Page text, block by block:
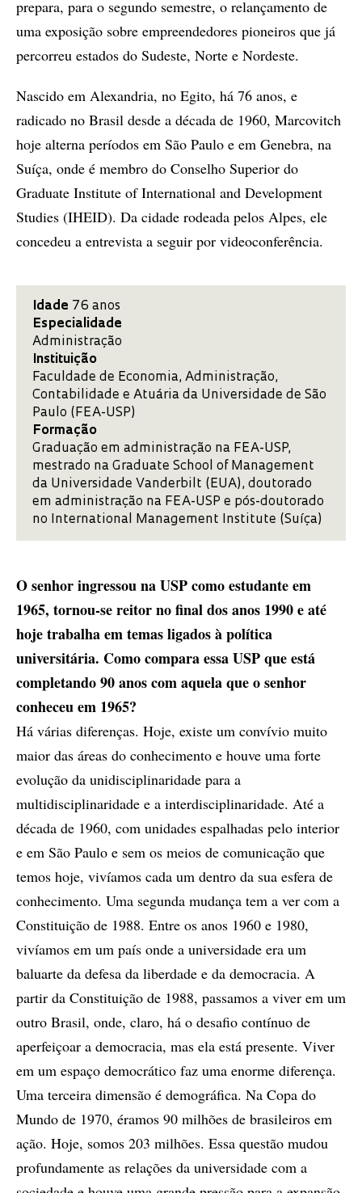
prepara, para o segundo semestre, o relançamento de
uma exposição sobre empreendedores pioneiros que já
percorreu estados do Sudeste, Norte e Nordeste.
Nascido em Alexandria, no Egito, há 76 anos, e
radicado no Brasil desde a década de 1960, Marcovitch
hoje alterna períodos em São Paulo e em Genebra, na
Suíça, onde é membro do Conselho Superior do
Graduate Institute of International and Development
Studies (IHEID). Da cidade rodeada pelos Alpes, ele
concedeu a entrevista a seguir por videoconferência.
Idade 76 anos
Especialidade
Administração
Instituição
Faculdade de Economia, Administração,
Contabilidade e Atuária da Universidade de São
Paulo (FEA-USP)
Formação
Graduação em administração na FEA-USP,
mestrado na Graduate School of Management
da Universidade Vanderbilt (EUA), doutorado
em administração na FEA-USP e pós-doutorado
no International Management Institute (Suíça)
O senhor ingressou na USP como estudante em
1965, tornou-se reitor no final dos anos 1990 e até
hoje trabalha em temas ligados à política
universitária. Como compara essa USP que está
completando 90 anos com aquela que o senhor
conheceu em 1965?
Há várias diferenças. Hoje, existe um convívio muito
maior das áreas do conhecimento e houve uma forte
evolução da unidisciplinaridade para a
multidisciplinaridade e a interdisciplinaridade. Até a
década de 1960, com unidades espalhadas pelo interior
e em São Paulo e sem os meios de comunicação que
temos hoje, vivíamos cada um dentro da sua esfera de
conhecimento. Uma segunda mudança tem a ver com a
Constituição de 1988. Entre os anos 1960 e 1980,
vivíamos em um país onde a universidade era um
baluarte da defesa da liberdade e da democracia. A
partir da Constituição de 1988, passamos a viver em um
outro Brasil, onde, claro, há o desafio contínuo de
aperfeiçoar a democracia, mas ela está presente. Viver
em um espaço democrático faz uma enorme diferença.
Uma terceira dimensão é demográfica. Na Copa do
Mundo de 1970, éramos 90 milhões de brasileiros em
ação. Hoje, somos 203 milhões. Essa questão mudou
profundamente as relações da universidade com a